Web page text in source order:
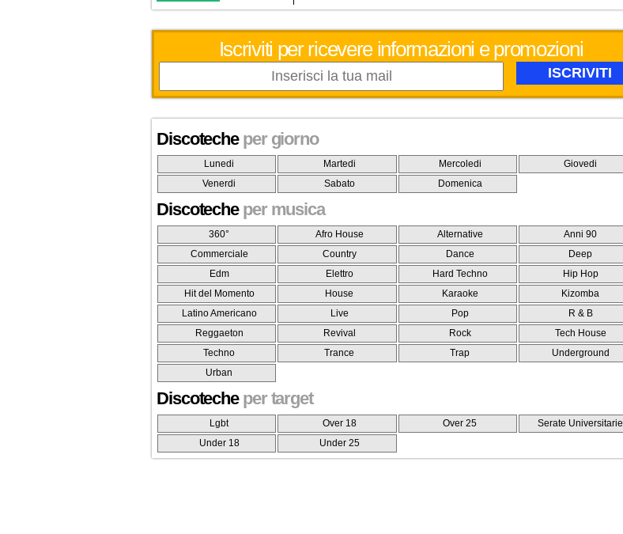
Iscriviti per ricevere informazioni e promozioni
Discoteche per giorno
Lunedi Martedi Mercoledi
Giovedi
Venerdi
Sabato Domenica
Discoteche per musica
360° Afro House Alternative
Anni 90
Commerciale
Country Dance
Deep
Edm
Elettro Hard Techno
Hip Hop
Hit del Momento
House Karaoke
Kizomba
Latino Americano
Live Pop
R & B
Reggaeton
Revival Rock
Tech House
Techno
Trance Trap
Underground
Urban
Discoteche per target
Lgbt Over 18 Over 25
Serate Universitarie
Under 18
Under 25
26
27 28 29 30 31